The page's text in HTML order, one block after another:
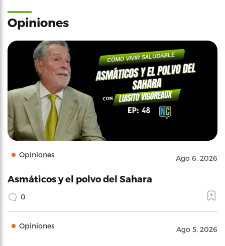
Opiniones
Opiniones Ago 6, 2026
Asmáticos y el polvo del Sahara
0
Opiniones Ago 5, 2026